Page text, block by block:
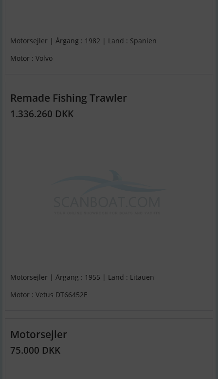
Motorsejler | Årgang : 1982 | Land : Spanien
Motor : Volvo
Remade Fishing Trawler
1.336.260 DKK
Motorsejler | Årgang : 1955 | Land : Litauen
Motor : Vetus DT66452E
Motorsejler
75.000 DKK